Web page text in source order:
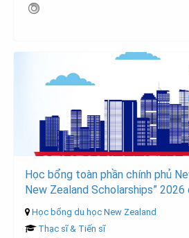
Học bổng toàn phần chính phủ
New Zealand Scholarships”
Học bổng du học New Zealand
Thạc sĩ & Tiến sĩ